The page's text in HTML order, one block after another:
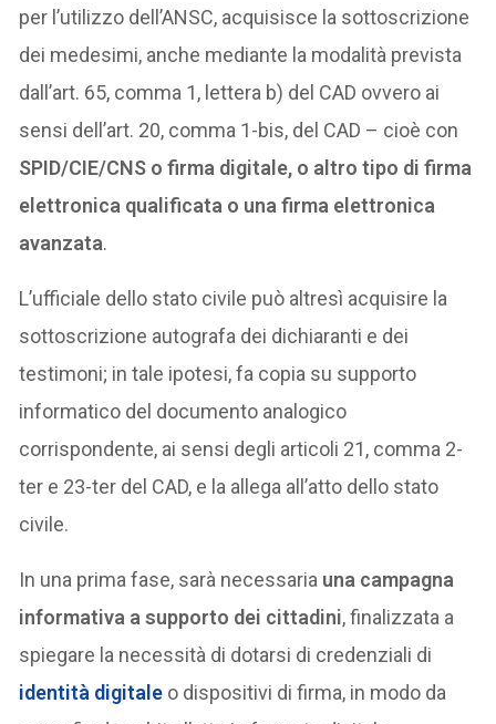
per l’utilizzo dell’ANSC, acquisisce la sottoscrizione
dei medesimi, anche mediante la modalità prevista
dall’art. 65, comma 1, lettera b) del CAD ovvero ai
sensi dell’art. 20, comma 1-bis, del CAD – cioè con
SPID/CIE/CNS o firma digitale, o altro tipo di firma
elettronica qualificata o una firma elettronica
avanzata.
L’ufficiale dello stato civile può altresì acquisire la
sottoscrizione autografa dei dichiaranti e dei
testimoni; in tale ipotesi, fa copia su supporto
informatico del documento analogico
corrispondente, ai sensi degli articoli 21, comma 2-
ter e 23-ter del CAD, e la allega all’atto dello stato
civile.
In una prima fase, sarà necessaria una campagna
informativa a supporto dei cittadini, finalizzata a
spiegare la necessità di dotarsi di credenziali di
identità digitale o dispositivi di firma, in modo da